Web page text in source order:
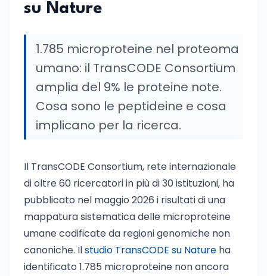
su Nature
1.785 microproteine nel proteoma
umano: il TransCODE Consortium
amplia del 9% le proteine note.
Cosa sono le peptideine e cosa
implicano per la ricerca.
Il TransCODE Consortium, rete internazionale
di oltre 60 ricercatori in più di 30 istituzioni, ha
pubblicato nel maggio 2026 i risultati di una
mappatura sistematica delle microproteine
umane codificate da regioni genomiche non
canoniche. Ilstudio TransCODE su Nature ha
identificato 1.785 microproteine non ancora